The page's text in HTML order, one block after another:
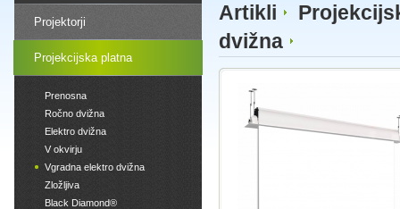
Projektorji
Projekcijska platna
Prenosna
Ročno dvižna
Elektro dvižna
V okvirju
Vgradna elektro dvižna
Zložljiva
Black Diamond®
Artikli
dvižna